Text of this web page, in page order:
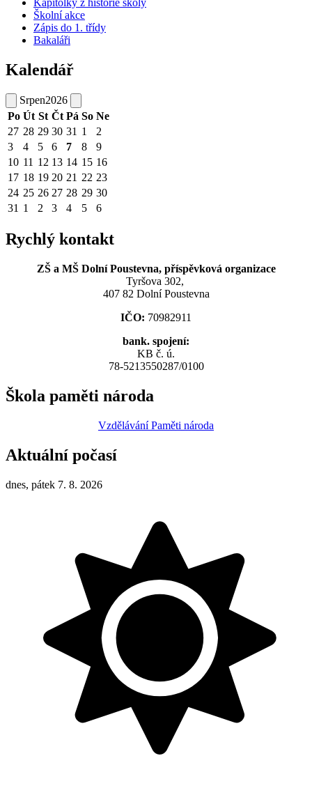
Školní akce
Zápis do 1. třídy
Bakaláři
Kalendář
Srpen2026
Po Út St Čt Pá So Ne
27 28 29 30 31 1
2
3
4 5 6 7 8
9
10 11 12 13 14 15 16
17 18 19 20 21 22 23
24 25 26 27 28 29 30
31 1 2 3 4 5 6
Rychlý kontakt
ZŠ a MŠ Dolní Poustevna, příspěvková organizace
Tyršova 302,
407 82 Dolní Poustevna
IČO: 70982911
bank. spojení:
KB č. ú.
78-5213550287/0100
Škola paměti národa
Vzdělávání Paměti národa
Aktuální počasí
dnes, pátek 7. 8. 2026